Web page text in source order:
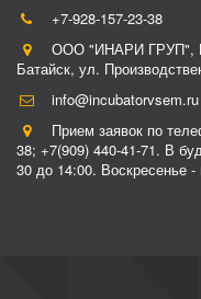
+7-928-157-23-38
ООО "ИНАРИ ГРУП",
Батайск, ул.
info@incubatorvsem.ru
Прием заявок по
38; +7(909) 440-41-71. В
30 до 14:00. Воскресенье